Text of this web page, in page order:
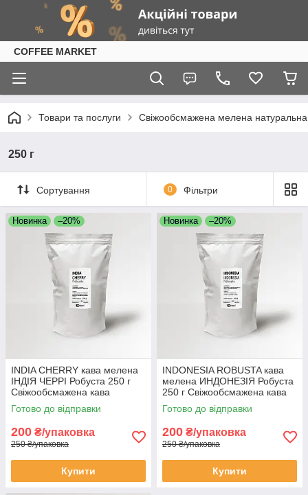
COFFEE MARKET
Товари та послуги Свіжообсмажена мелена
250 г
Сортування 0 Фільтри
Новинка –20%
INDIA CHERRY кава мелена
ІНДІЯ ЧЕРРІ Робуста 250 г
Свіжообсмажена кава
мелена Моносорт
Готово до відправки
200 ₴/упаковка
250 ₴/упаковка
Купити
Новинка –20%
INDONESIA ROBUSTA кава
мелена ИНДОНЕЗІЯ Робуста
250 г Свіжообсмажена кава
Моносорт
Готово до відправки
200 ₴/упаковка
250 ₴/упаковка
Купити